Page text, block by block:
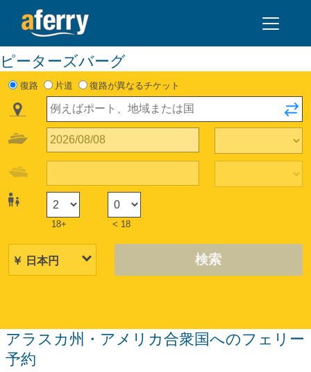
ピーターズバーグ
復路 片道 復路が異なるチケット
18+ < 18
検索
アラスカ州・アメリカ合衆国へのフェリー
予約